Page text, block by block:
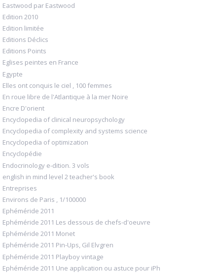
Eastwood par Eastwood
Edition 2010
Edition limitée
Editions Déclics
Editions Points
Eglises peintes en France
Egypte
Elles ont conquis le ciel , 100 femmes
En roue libre de l'Atlantique à la mer Noire
Encre D'orient
Encyclopedia of clinical neuropsychology
Encyclopedia of complexity and systems science
Encyclopedia of optimization
Encyclopédie
Endocrinology e-dition. 3 vols
english in mind level 2 teacher's book
Entreprises
Environs de Paris , 1/100000
Ephéméride 2011
Ephéméride 2011 Les dessous de chefs-d'oeuvre
Ephéméride 2011 Monet
Ephéméride 2011 Pin-Ups, Gil Elvgren
Ephéméride 2011 Playboy vintage
Ephéméride 2011 Une application ou astuce pour iPh